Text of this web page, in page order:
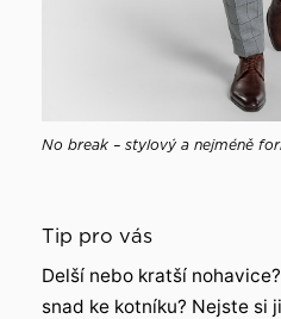
No break – stylový a nejméně
Tip pro vás
Delší nebo kratší
snad ke kotníku? Nejste si